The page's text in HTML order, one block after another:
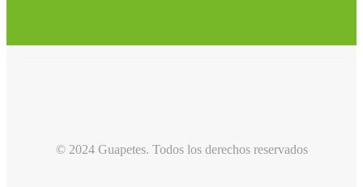
© 2024 Guapetes. Todos los derechos reservados